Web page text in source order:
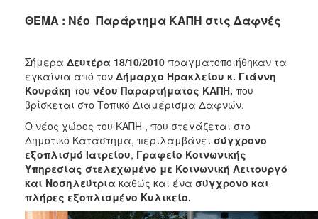
2017
2015
2013
2012
2011
2010
2006
ΘΕΜΑ : Νέο Παράρτημα ΚΑΠΗ στις Δαφνές
Σήμερα Δευτέρα 18/10/2010 πραγματοποιήθηκαν τα
εγκαίνια από τον Δήμαρχο Ηρακλείου κ. Γιάννη
Κουράκη του νέου Παραρτήματος ΚΑΠΗ, που
βρίσκεται στο Τοπικό Διαμέρισμα Δαφνών.
Ο νέος χώρος του ΚΑΠΗ , που στεγάζεται στο
Δημοτικό Κατάστημα, περιλαμβάνει σύγχρονο
εξοπλισμό Ιατρείου, Γραφείο Κοινωνικής
Υπηρεσίας στελεχωμένο με Κοινωνική Λειτουργό
και Νοσηλεύτρια καθώς και ένα σύγχρονο και
πλήρες εξοπλισμένο Κυλικείο.